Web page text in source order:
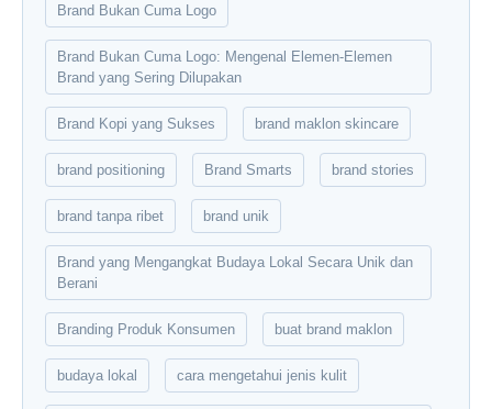
Brand Bukan Cuma Logo
Brand Bukan Cuma Logo: Mengenal Elemen-Elemen
Brand yang Sering Dilupakan
Brand Kopi yang Sukses brand maklon skincare
brand positioning Brand Smarts brand stories
brand tanpa ribet brand unik
Brand yang Mengangkat Budaya Lokal Secara Unik dan
Berani
Branding Produk Konsumen buat brand maklon
budaya lokal cara mengetahui jenis kulit